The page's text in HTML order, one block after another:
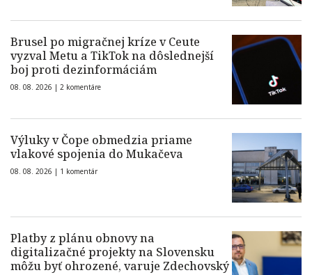
Brusel po migračnej kríze v Ceute
vyzval Metu a TikTok na dôslednejší
boj proti dezinformáciám
08. 08. 2026 | 2 komentáre
Výluky v Čope obmedzia priame
vlakové spojenia do Mukačeva
08. 08. 2026 | 1 komentár
Platby z plánu obnovy na
digitalizačné projekty na Slovensku
môžu byť ohrozené, varuje Zdechovský